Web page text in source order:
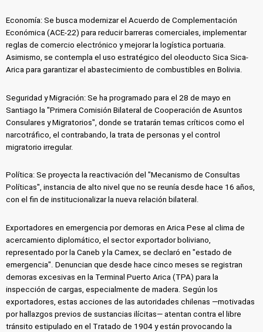
Economía: Se busca modernizar el Acuerdo de Complementación
Económica (ACE-22) para reducir barreras comerciales, implementar
reglas de comercio electrónico y mejorar la logística portuaria.
Asimismo, se contempla el uso estratégico del oleoducto Sica Sica-
Arica para garantizar el abastecimiento de combustibles en Bolivia.
Seguridad y Migración: Se ha programado para el 28 de mayo en
Santiago la "Primera Comisión Bilateral de Cooperación de Asuntos
Consulares y Migratorios", donde se tratarán temas críticos como el
narcotráfico, el contrabando, la trata de personas y el control
migratorio irregular.
Política: Se proyecta la reactivación del "Mecanismo de Consultas
Políticas", instancia de alto nivel que no se reunía desde hace 16 años,
con el fin de institucionalizar la nueva relación bilateral.
Exportadores en emergencia por demoras en Arica Pese al clima de
acercamiento diplomático, el sector exportador boliviano,
representado por la Caneb y la Camex, se declaró en "estado de
emergencia". Denuncian que desde hace cinco meses se registran
demoras excesivas en la Terminal Puerto Arica (TPA) para la
inspección de cargas, especialmente de madera. Según los
exportadores, estas acciones de las autoridades chilenas —motivadas
por hallazgos previos de sustancias ilícitas— atentan contra el libre
tránsito estipulado en el Tratado de 1904 y están provocando la